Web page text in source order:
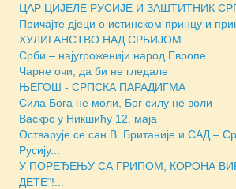
ЦАР ЦИЈЕЛЕ РУСИЈЕ И ЗАШТИТНИК
Причајте дјеци о истинском принцу и
ХУЛИГАНСТВО НАД СРБИЈОМ
Срби – најугроженији народ Европе
Чарне очи, да би не гледале
ЊЕГОШ - СРПСКА ПАРАДИГМА
Сила Бога не моли, Бог силу не воли
Васкрс у Никшићу 12. маја
Остварује се сан В. Британије и САД –
Русију...
У ПОРЕЂЕЊУ СА ГРИПОМ, КОРОНА
ДЕТЕ“!...